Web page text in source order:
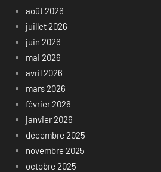
août 2026
juillet 2026
juin 2026
mai 2026
avril 2026
mars 2026
février 2026
janvier 2026
décembre 2025
novembre 2025
octobre 2025